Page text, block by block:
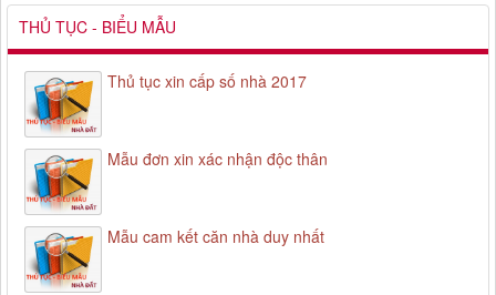
THỦ TỤC - BIỂU MẪU
Thủ tục xin cấp số nhà 2017
Mẫu đơn xin xác nhận độc thân
Mẫu cam kết căn nhà duy nhất